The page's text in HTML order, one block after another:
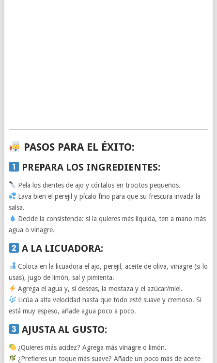
PASOS PARA EL ÉXITO:
PREPARA LOS INGREDIENTES:
Pela los dientes de ajo y córtalos en trocitos pequeños.
Lava bien el perejil y pícalo fino para que su frescura invada la
salsa.
Decide la consistencia: si la quieres más líquida, ten a mano más
agua o vinagre.
A LA LICUADORA:
Coloca en la licuadora el ajo, perejil, aceite de oliva, vinagre (si lo
usas), jugo de limón, sal y pimienta.
Agrega el agua y, si deseas, la mostaza y el azúcar/miel.
Licúa a alta velocidad hasta que todo esté suave y cremoso. Si
está muy espeso, añade agua poco a poco.
AJUSTA AL GUSTO:
¿Quieres más acidez? Agrega más vinagre o limón.
¿Prefieres un toque más suave? Añade un poco más de aceite